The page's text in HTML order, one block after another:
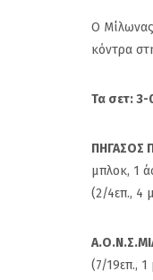
Ο Μίλωνας
κόντρα
Τα σετ: 3-
ΠΗΓΑΣΟΣ
μπλοκ, 1
(2/4επ., 4
(7/19επ., 1